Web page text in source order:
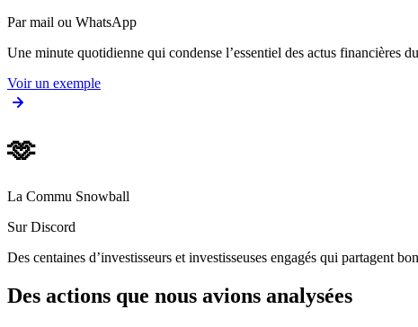
Par mail ou WhatsApp
Une minute quotidienne qui condense l’essentiel des actus financières
Voir un exemple
🫶
La Commu Snowball
Sur Discord
Des centaines d’investisseurs et investisseuses engagés qui partagent
Des actions que nous avions analysées